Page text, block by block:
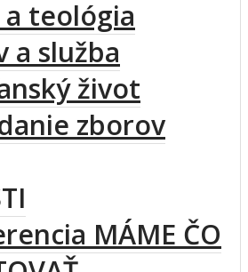
a teológia
a služba
život
zborov
MÁME ČO